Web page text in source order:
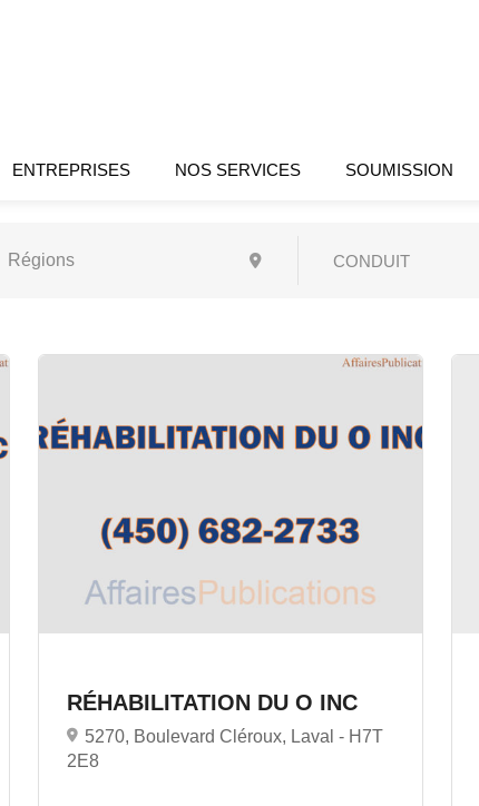
ENTREPRISES NOS SERVICES SOUMISSION
CONDUIT
RÉHABILITATION DU O INC
5270, Boulevard Cléroux, Laval - H7T
2E8